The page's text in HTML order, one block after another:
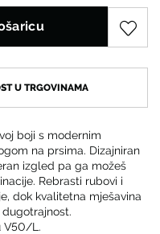
U TRGOVINAMA
boji s modernim
na prsima. Dizajniran
izgled pa ga možeš
Rebrasti rubovi i
dok kvalitetna mješavina
V50/L.